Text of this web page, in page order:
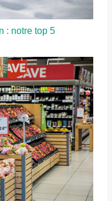
: notre top 5